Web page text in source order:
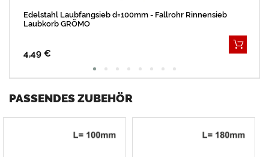
Edelstahl Laubfangsieb d=100mm - Fallrohr Rinnensieb
Laubkorb GRÖMO
4,49 €
PASSENDES ZUBEHÖR